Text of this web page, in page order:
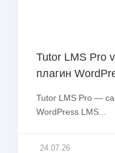
Tutor LMS
плагин
Tutor LMS Pro —
WordPress LMS...
24.07.26